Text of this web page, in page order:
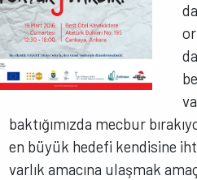
baktığımızda mecbur
en büyük hedefi kendisine
varlık amacına ulaşmak